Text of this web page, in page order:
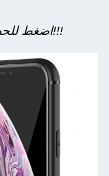
اضغط للحصول على مزيد من المعلومات!!!